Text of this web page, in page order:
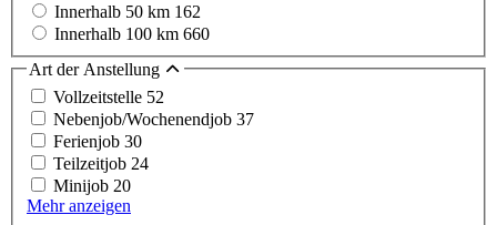
Innerhalb 50 km 162
Innerhalb 100 km 660
Art der Anstellung
Vollzeitstelle 52
Nebenjob/Wochenendjob 37
Ferienjob 30
Teilzeitjob 24
Minijob 20
Mehr anzeigen